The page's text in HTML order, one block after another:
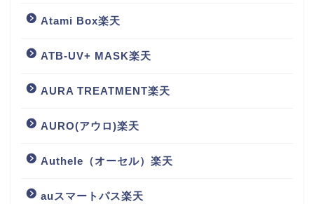
Atami Box楽天
ATB-UV+ MASK楽天
AURA TREATMENT楽天
AURO(アウロ)楽天
Authele（オーセル）楽天
auスマートパス楽天